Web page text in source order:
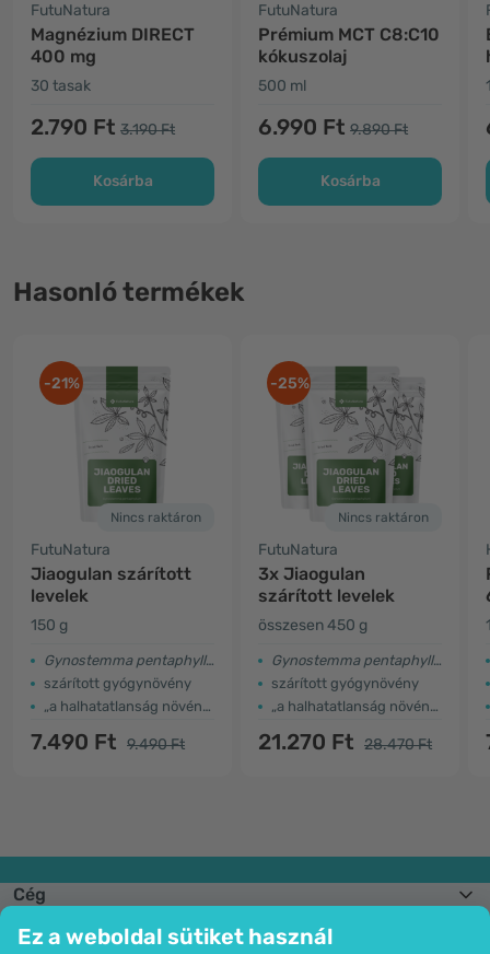
Ez a weboldal sütiket használ
FutuNatura
Magnézium DIRECT
400 mg
30 tasak
2.790 Ft 3.190 Ft
Kosárba
FutuNatura
Prémium MCT C8:C10
kókuszolaj
500 ml
6.990 Ft 9.890 Ft
Kosárba
Hasonló termékek
-21%
Nincs raktáron
FutuNatura
Jiaogulan szárított
levelek
150 g
Gynostemma pentaphyllum
szárított gyógynövény
„a halhatatlanság növénye”
7.490 Ft 9.490 Ft
-25%
Nincs raktáron
FutuNatura
3x Jiaogulan
szárított levelek
összesen 450 g
Gynostemma pentaphyllum
szárított gyógynövény
„a halhatatlanság növénye”
21.270 Ft 28.470 Ft
Cég
Csatlakozzon hozzánk